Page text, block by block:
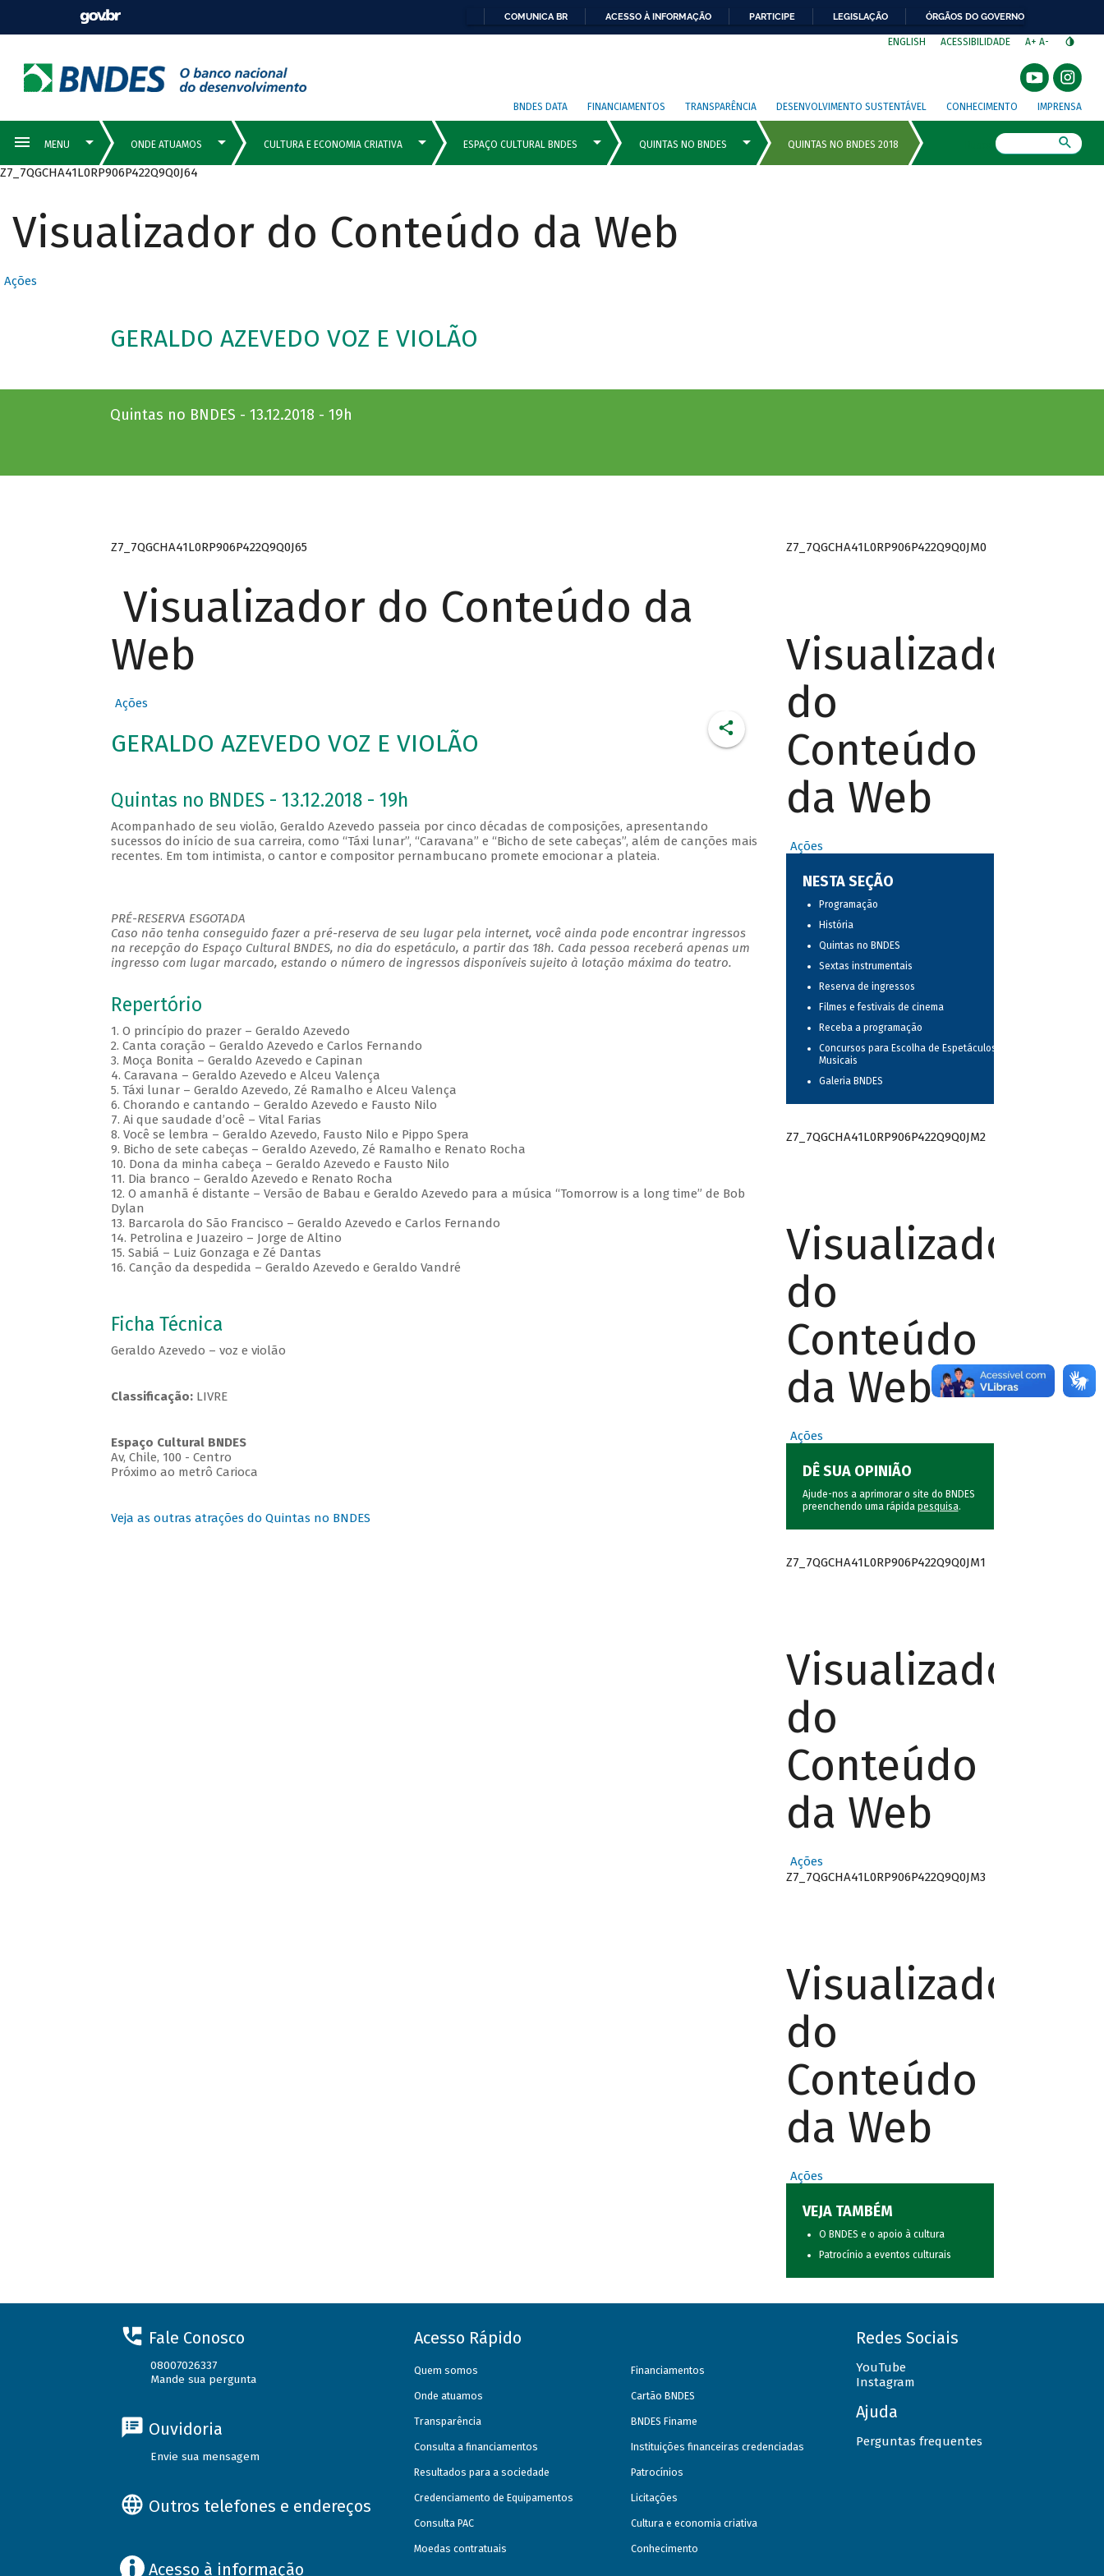
COMUNICA BR ACESSO À INFORMAÇÃO PARTICIPE LEGISLAÇÃO ÓRGÃOS DO GOVERNO
ENGLISH ACESSIBILIDADE A+ A-
BNDES DATA FINANCIAMENTOS TRANSPARÊNCIA DESENVOLVIMENTO SUSTENTÁVEL CONHECIMENTO IMPRENSA
Z7_7QGCHA41L0RP906P422Q9Q0J64
Visualizador do Conteúdo da Web
Ações
GERALDO AZEVEDO VOZ E VIOLÃO
Quintas no BNDES - 13.12.2018 - 19h
Z7_7QGCHA41L0RP906P422Q9Q0J65
Visualizador do Conteúdo da
Web
Ações
GERALDO AZEVEDO VOZ E VIOLÃO
Quintas no BNDES - 13.12.2018 - 19h
Acompanhado de seu violão, Geraldo Azevedo passeia por cinco décadas de composições, apresentando
sucessos do início de sua carreira, como “Táxi lunar”, “Caravana” e “Bicho de sete cabeças”, além de canções mais
recentes. Em tom intimista, o cantor e compositor pernambucano promete emocionar a plateia.
PRÉ-RESERVA ESGOTADA
Caso não tenha conseguido fazer a pré-reserva de seu lugar pela internet, você ainda pode encontrar ingressos
na recepção do Espaço Cultural BNDES, no dia do espetáculo, a partir das 18h. Cada pessoa receberá apenas um
ingresso com lugar marcado, estando o número de ingressos disponíveis sujeito à lotação máxima do teatro.
Repertório
1. O princípio do prazer – Geraldo Azevedo
2. Canta coração – Geraldo Azevedo e Carlos Fernando
3. Moça Bonita – Geraldo Azevedo e Capinan
4. Caravana – Geraldo Azevedo e Alceu Valença
5. Táxi lunar – Geraldo Azevedo, Zé Ramalho e Alceu Valença
6. Chorando e cantando – Geraldo Azevedo e Fausto Nilo
7. Ai que saudade d’ocê – Vital Farias
8. Você se lembra – Geraldo Azevedo, Fausto Nilo e Pippo Spera
9. Bicho de sete cabeças – Geraldo Azevedo, Zé Ramalho e Renato Rocha
10. Dona da minha cabeça – Geraldo Azevedo e Fausto Nilo
11. Dia branco – Geraldo Azevedo e Renato Rocha
12. O amanhã é distante – Versão de Babau e Geraldo Azevedo para a música “Tomorrow is a long time” de Bob
Dylan
13. Barcarola do São Francisco – Geraldo Azevedo e Carlos Fernando
14. Petrolina e Juazeiro – Jorge de Altino
15. Sabiá – Luiz Gonzaga e Zé Dantas
16. Canção da despedida – Geraldo Azevedo e Geraldo Vandré
Ficha Técnica
Geraldo Azevedo – voz e violão
Classificação: LIVRE
Espaço Cultural BNDES
Av, Chile, 100 - Centro
Próximo ao metrô Carioca
Veja as outras atrações do Quintas no BNDES
Z7_7QGCHA41L0RP906P422Q9Q0JM0
Visualizador
do
Conteúdo
da Web
Ações
NESTA SEÇÃO
Programação
História
Quintas no BNDES
Sextas instrumentais
Reserva de ingressos
Filmes e festivais de cinema
Receba a programação
Concursos para Escolha de Espetáculos
Musicais
Galeria BNDES
Z7_7QGCHA41L0RP906P422Q9Q0JM2
Visualizador
do
Conteúdo
da Web
Ações
DÊ SUA OPINIÃO
Ajude-nos a aprimorar o site do BNDES
preenchendo uma rápida pesquisa.
Z7_7QGCHA41L0RP906P422Q9Q0JM1
Visualizador
do
Conteúdo
da Web
Ações
Z7_7QGCHA41L0RP906P422Q9Q0JM3
Visualizador
do
Conteúdo
da Web
Ações
VEJA TAMBÉM
O BNDES e o apoio à cultura
Patrocínio a eventos culturais
Fale Conosco
08007026337
Mande sua pergunta
Ouvidoria
Envie sua mensagem
Outros telefones e endereços
Acesso à informação
Acesso Rápido
Quem somos
Onde atuamos
Transparência
Consulta a financiamentos
Resultados para a sociedade
Credenciamento de Equipamentos
Consulta PAC
Moedas contratuais
Financiamentos
Cartão BNDES
BNDES Finame
Instituições financeiras credenciadas
Patrocínios
Licitações
Cultura e economia criativa
Conhecimento
Redes Sociais
YouTube
Instagram
Ajuda
Perguntas frequentes